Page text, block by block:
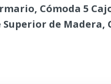
Cómoda 5
de Madera,